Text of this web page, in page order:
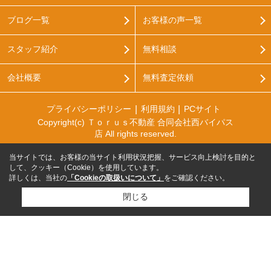
ブログ一覧
スタッフ紹介
会社概要
お客様の声一覧
無料相談
無料査定依頼
プライバシーポリシー 利用規約
PCサイト
Copyright(c) Ｔｏｒｕｓ不動産 合同会社西バイパス
店 All rights reserved.
当サイトでは、お客様の当サイト利用状況把握、サービス向上検討を目的と
して、クッキー（Cookie）を使用しています。
詳しくは、当社の 「Cookieの取扱いについて」 をご確認ください。
閉じる